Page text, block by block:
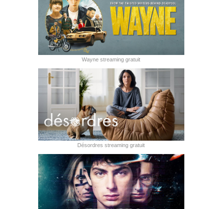
Wayne streaming gratuit
Désordres streaming gratuit